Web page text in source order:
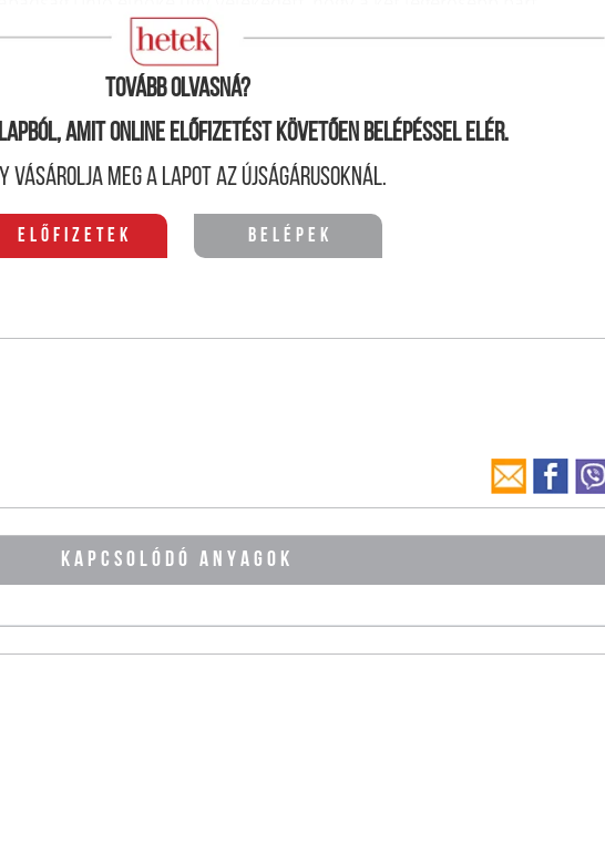
Tovább olvasná?
amit online előfizetést követően belépéssel elér.
vásárolja meg a lapot az újságárusoknál.
Előfizetek Belépek
KAPCSOLÓDÓ ANYAGOK